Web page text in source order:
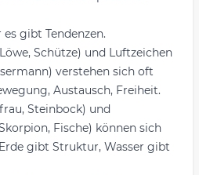
gibt Tendenzen.
Schütze) und Luftzeichen
verstehen sich oft
Austausch, Freiheit.
Steinbock) und
Fische) können sich
gibt Struktur, Wasser gibt